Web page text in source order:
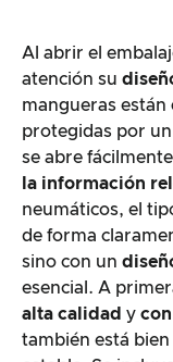
Al abrir el
atención su
mangueras están
protegidas por un
se abre
la información
neumáticos, el
de forma
sino con un
esencial. A
alta calidad y
también está